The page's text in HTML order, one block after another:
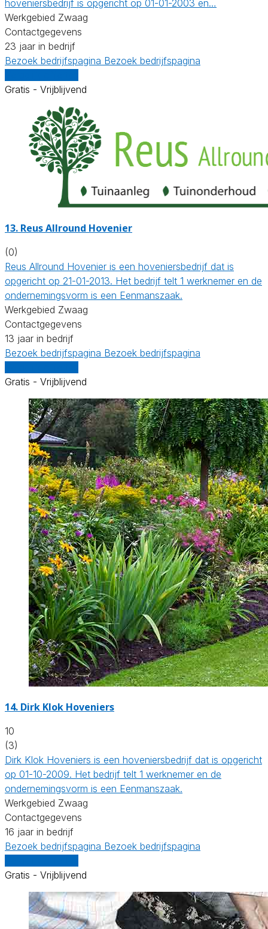
hoveniersbedrijf is opgericht op 01-01-2003 en…
Werkgebied Zwaag
Contactgegevens
23 jaar in bedrijf
Bezoek bedrijfspagina Bezoek bedrijfspagina
Gratis - Vrijblijvend
13. Reus Allround Hovenier
(0)
Reus Allround Hovenier is een hoveniersbedrijf dat is
opgericht op 21-01-2013. Het bedrijf telt 1 werknemer en de
ondernemingsvorm is een Eenmanszaak.
Werkgebied Zwaag
Contactgegevens
13 jaar in bedrijf
Bezoek bedrijfspagina Bezoek bedrijfspagina
Gratis - Vrijblijvend
14. Dirk Klok Hoveniers
10
(3)
Dirk Klok Hoveniers is een hoveniersbedrijf dat is opgericht
op 01-10-2009. Het bedrijf telt 1 werknemer en de
ondernemingsvorm is een Eenmanszaak.
Werkgebied Zwaag
Contactgegevens
16 jaar in bedrijf
Bezoek bedrijfspagina Bezoek bedrijfspagina
Gratis - Vrijblijvend